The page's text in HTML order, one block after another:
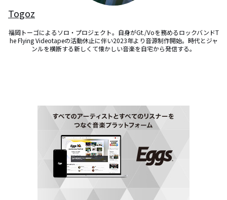
Togoz
福岡トーゴによるソロ・プロジェクト。自身がGt./Voを務めるロックバンドT
he Flying Videotapeの活動休止に伴い2023年より音源制作開始。時代とジャ
ンルを横断する新しくて懐かしい音楽を自宅から発信する。